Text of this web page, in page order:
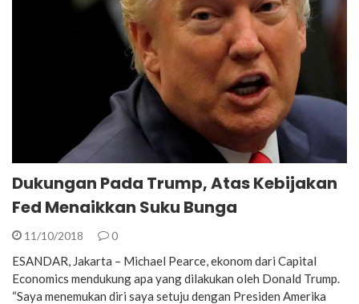
Dukungan Pada Trump, Atas Kebijakan
Fed Menaikkan Suku Bunga
11/10/2018 0
ESANDAR, Jakarta – Michael Pearce, ekonom dari Capital
Economics mendukung apa yang dilakukan oleh Donald Trump.
“Saya menemukan diri saya setuju dengan Presiden Amerika